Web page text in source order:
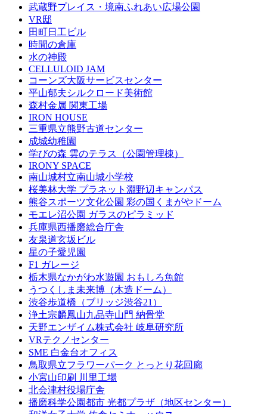
武蔵野プレイス・境南ふれあい広場公園
VR邸
田町日工ビル
時間の倉庫
水の神殿
CELLULOID JAM
コーンズ大阪サービスセンター
平山郁夫シルクロード美術館
森村金属 関東工場
IRON HOUSE
三重県立熊野古道センター
成城幼稚園
学びの森 雲のテラス（公園管理棟）
IRONY SPACE
南山城村立南山城小学校
桜美林大学 プラネット淵野辺キャンパス
熊谷スポーツ文化公園 彩の国くまがやドーム
モエレ沼公園 ガラスのピラミッド
兵庫県西播磨総合庁舎
友泉道玄坂ビル
星の子愛児園
F1 ガレージ
栃木県なかがわ水遊園 おもしろ魚館
うつくしま未来博（木造ドーム）
渋谷歩道橋（ブリッジ渋谷21）
浄土宗麟鳳山九品寺山門 納骨堂
天野エンザイム株式会社 岐阜研究所
VRテクノセンター
SME 白金台オフィス
鳥取県立フラワーパーク とっとり花回廊
小宮山印刷 川里工場
北会津村役場庁舎
播磨科学公園都市 光都プラザ（地区センター）